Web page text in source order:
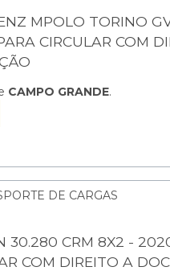
MPOLO TORINO
CIRCULAR COM
CAMPO GRANDE.
DE CARGAS
30.280 CRM 8X2 -
COM DIREITO A